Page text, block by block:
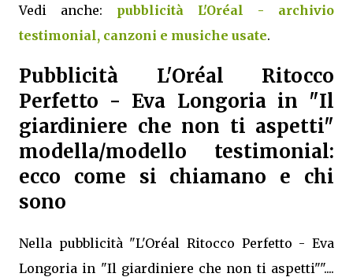
Vedi anche: pubblicità L'Oréal - archivio
testimonial, canzoni e musiche usate.
Pubblicità L'Oréal Ritocco
Perfetto - Eva Longoria in "Il
giardiniere che non ti aspetti"
modella/modello testimonial:
ecco come si chiamano e chi
sono
Nella pubblicità "L'Oréal Ritocco Perfetto - Eva
Longoria in "Il giardiniere che non ti aspetti""....